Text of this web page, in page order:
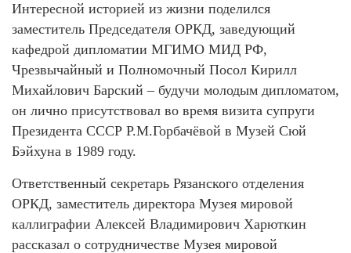
Интересной историей из жизни поделился
заместитель Председателя ОРКД, заведующий
кафедрой дипломатии МГИМО МИД РФ,
Чрезвычайный и Полномочный Посол Кирилл
Михайлович Барский – будучи молодым дипломатом,
он лично присутствовал во время визита супруги
Президента СССР Р.М.Горбачёвой в Музей Сюй
Бэйхуна в 1989 году.
Ответственный секретарь Рязанского отделения
ОРКД, заместитель директора Музея мировой
каллиграфии Алексей Владимирович Харюткин
рассказал о сотрудничестве Музея мировой